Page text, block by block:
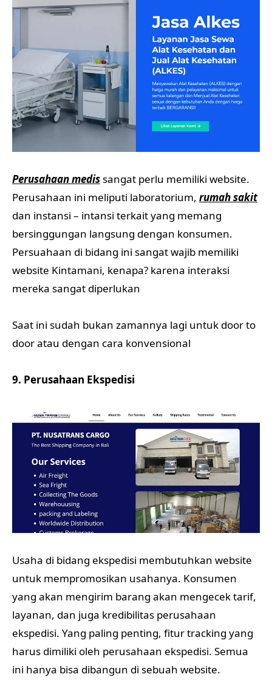
Perusahaan medissangat perlu memiliki website.
Perusahaan ini meliputi laboratorium, rumah sakit
dan instansi – intansi terkait yang memang
bersinggungan langsung dengan konsumen.
Persuahaan di bidang ini sangat wajib memiliki
website Kintamani, kenapa? karena interaksi
mereka sangat diperlukan
Saat ini sudah bukan zamannya lagi untuk door to
door atau dengan cara konvensional
9. Perusahaan Ekspedisi
Usaha di bidang ekspedisi membutuhkan website
untuk mempromosikan usahanya. Konsumen
yang akan mengirim barang akan mengecek tarif,
layanan, dan juga kredibilitas perusahaan
ekspedisi. Yang paling penting, fitur tracking yang
harus dimiliki oleh perusahaan ekspedisi. Semua
ini hanya bisa dibangun di sebuah website.